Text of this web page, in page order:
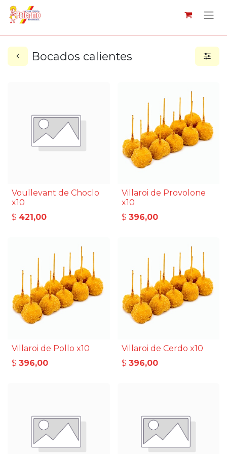
Bocados calientes
Voullevant de Choclo
x10
$ 421,00
Villaroi de Provolone
x10
$ 396,00
Villaroi de Pollo x10
$ 396,00
Villaroi de Cerdo x10
$ 396,00